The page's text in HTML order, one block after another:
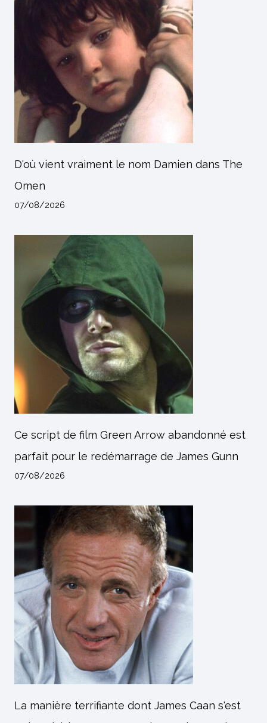
D'où vient vraiment le nom Damien dans The
Omen
07/08/2026
Ce script de film Green Arrow abandonné est
parfait pour le redémarrage de James Gunn
07/08/2026
La manière terrifiante dont James Caan s'est